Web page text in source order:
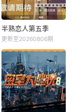
半熟恋人第五季
更新至20260806期